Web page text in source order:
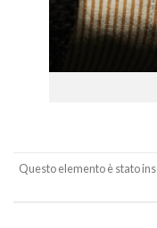
Questo elemento è stato